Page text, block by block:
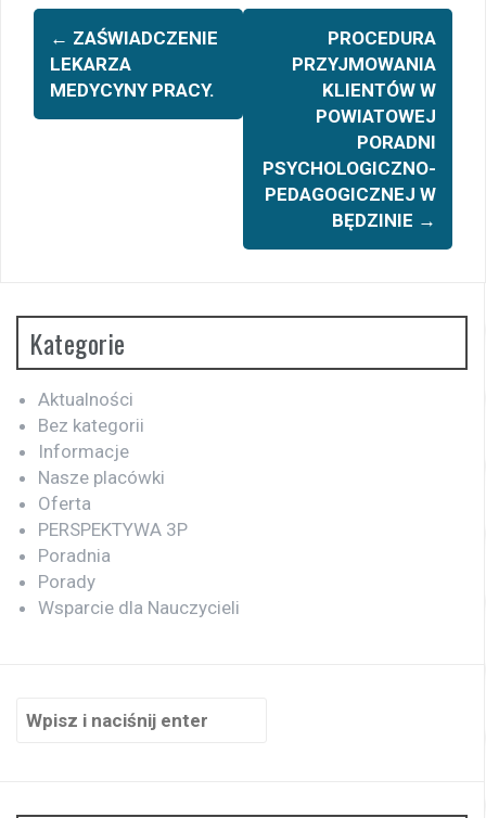
Zobacz
wpisy
← ZAŚWIADCZENIE
LEKARZA
MEDYCYNY PRACY.
PROCEDURA
PRZYJMOWANIA
KLIENTÓW W
POWIATOWEJ
PORADNI
PSYCHOLOGICZNO-
PEDAGOGICZNEJ W
BĘDZINIE →
Kategorie
Aktualności
Bez kategorii
Informacje
Nasze placówki
Oferta
PERSPEKTYWA 3P
Poradnia
Porady
Wsparcie dla Nauczycieli
Szukaj: